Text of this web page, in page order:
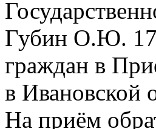
Губин О.Ю. 17
граждан в
в Ивановской
На приём